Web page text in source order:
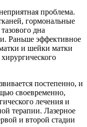
проблема.
гормональные
дна
Раньше эффективное
и шейки матки
постепенно, и
своевременно,
лечения и
терапии. Лазерное
и второй стадии